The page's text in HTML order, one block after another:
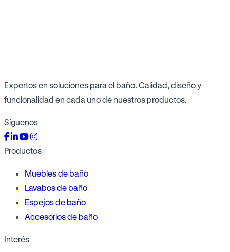
Expertos en soluciones para el baño. Calidad, diseño y
funcionalidad en cada uno de nuestros productos.
Síguenos
Productos
Muebles de baño
Lavabos de baño
Espejos de baño
Accesorios de baño
Interés